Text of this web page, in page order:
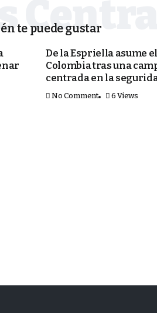
te puede gustar
MUNDO
De la Espriella asume
Colombia tras una
centrada en la
No Comment 6 Views